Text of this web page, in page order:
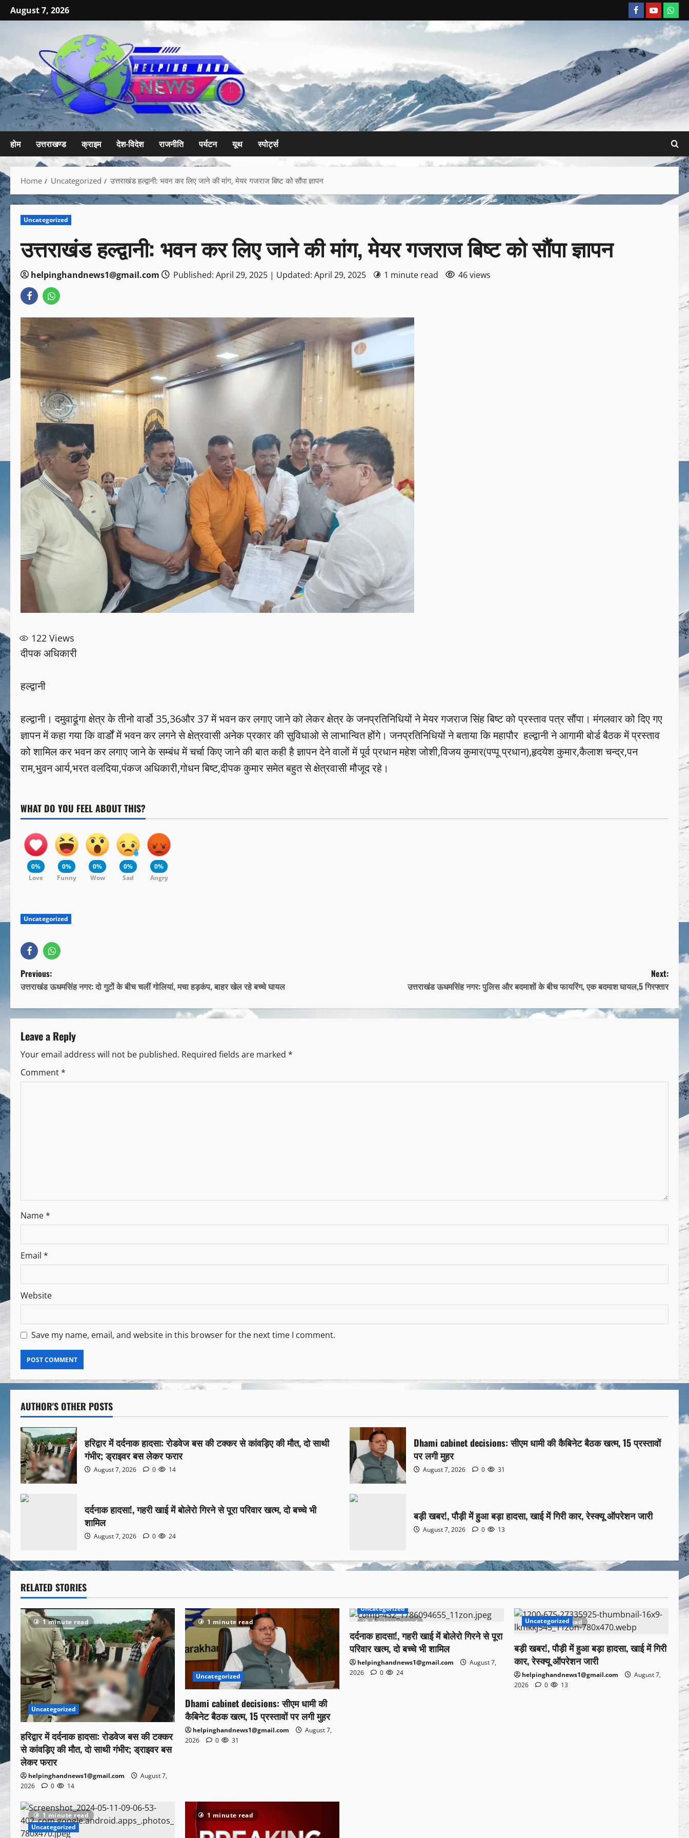
August 7, 2026
होम उत्तराखण्ड क्राइम देश-विदेश राजनीति पर्यटन यूथ स्पोर्ट्स
Home Uncategorized उत्तराखंड हल्द्वानी: भवन कर लिए जाने की मांग, मेयर गजराज बिष्ट को सौंपा ज्ञापन
Uncategorized
उत्तराखंड हल्द्वानी: भवन कर लिए जाने की मांग, मेयर गजराज बिष्ट को सौंपा ज्ञापन
helpinghandnews1@gmail.com Published: April 29, 2025 | Updated: April 29, 2025 1 minute read 46 views
122 Views
दीपक अधिकारी
हल्द्वानी
हल्द्वानी। दमुवाढूंगा क्षेत्र के तीनो वार्डो 35,36और 37 में भवन कर लगाए जाने को लेकर क्षेत्र के जनप्रतिनिधियों ने मेयर गजराज सिंह बिष्ट को प्रस्ताव पत्र सौंपा। मंगलवार को दिए गए
ज्ञापन में कहा गया कि वार्डों में भवन कर लगने से क्षेत्रवासी अनेक प्रकार की सुविधाओ से लाभान्वित होंगे। जनप्रतिनिधियों ने बताया कि महापौर हल्द्वानी ने आगामी बोर्ड बैठक में प्रस्ताव
को शामिल कर भवन कर लगाए जाने के सम्बंध में चर्चा किए जाने की बात कही है ज्ञापन देने वालों में पूर्व प्रधान महेश जोशी,विजय कुमार(पप्पू प्रधान),हृदयेश कुमार,कैलाश चन्द्र,पन
राम,भुवन आर्य,भरत वलदिया,पंकज अधिकारी,गोधन बिष्ट,दीपक कुमार समेत बहुत से क्षेत्रवासी मौजूद रहे।
WHAT DO YOU FEEL ABOUT THIS?
0%
Love
0%
Funny
0%
Wow
0%
Sad
0%
Angry
Uncategorized
Previous:
उत्तराखंड ऊधमसिंह नगर: दो गुटों के बीच चलीं गोलियां, मचा हड़कंप, बाहर खेल रहे बच्चे घायल
Next:
उत्तराखंड ऊधमसिंह नगर: पुलिस और बदमाशों के बीच फायरिंग, एक बदमाश घायल,5 गिरफ्तार
Leave a Reply
Your email address will not be published. Required fields are marked *
Comment*
Name*
Email *
Website
Save my name, email, and website in this browser for the next time I comment.
AUTHOR'S OTHER POSTS
हरिद्वार में दर्दनाक हादसा: रोडवेज बस की टक्कर से कांवड़िए की मौत, दो साथी
गंभीर; ड्राइवर बस लेकर फरार
August 7, 2026 0 14
Dhami cabinet decisions: सीएम धामी की कैबिनेट बैठक खत्म, 15 प्रस्तावों
पर लगी मुहर
August 7, 2026 0 31
दर्दनाक हादसा!, गहरी खाई में बोलेरो गिरने से पूरा परिवार खत्म, दो बच्चे भी
शामिल
August 7, 2026 0 24
बड़ी खबर!, पौड़ी में हुआ बड़ा हादसा, खाई में गिरी कार, रेस्क्यू ऑपरेशन जारी
August 7, 2026 0 13
RELATED STORIES
1 minute read
Uncategorized
हरिद्वार में दर्दनाक हादसा: रोडवेज बस की टक्कर
से कांवड़िए की मौत, दो साथी गंभीर; ड्राइवर बस
लेकर फरार
helpinghandnews1@gmail.com
August 7,
2026
0 14
1 minute read
Uncategorized
Dhami cabinet decisions: सीएम धामी की
कैबिनेट बैठक खत्म, 15 प्रस्तावों पर लगी मुहर
helpinghandnews1@gmail.com
August 7,
2026
0 31
1 minute read
Uncategorized
दर्दनाक हादसा!, गहरी खाई में बोलेरो गिरने से पूरा
परिवार खत्म, दो बच्चे भी शामिल
helpinghandnews1@gmail.com
August 7,
2026
0 24
1 minute read
Uncategorized
बड़ी खबर!, पौड़ी में हुआ बड़ा हादसा, खाई में गिरी
कार, रेस्क्यू ऑपरेशन जारी
helpinghandnews1@gmail.com
August 7,
2026
0 13
1 minute read
Uncategorized
1 minute read